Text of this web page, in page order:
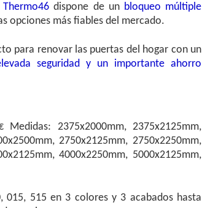
dispone de un bloqueo múltiple
opciones más fiables del mercado.
para renovar las puertas del hogar con un
seguridad y un importante ahorro
2375x2000mm, 2375x2125mm,
2750x2125mm, 2750x2250mm,
4000x2250mm, 5000x2125mm,
015, 515 en 3 colores y 3 acabados hasta